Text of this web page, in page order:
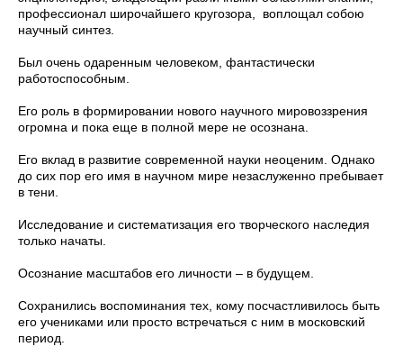
профессионал широчайшего кругозора, воплощал собою
научный синтез.
Был очень одаренным человеком, фантастически
работоспособным.
Его роль в формировании нового научного мировоззрения
огромна и пока еще в полной мере не осознана.
Его вклад в развитие современной науки неоценим. Однако
до сих пор его имя в научном мире незаслуженно пребывает
в тени.
Исследование и систематизация его творческого наследия
только начаты.
Осознание масштабов его личности – в будущем.
Сохранились воспоминания тех, кому посчастливилось быть
его учениками или просто встречаться с ним в московский
период.